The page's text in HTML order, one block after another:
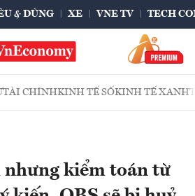
& DÙNG XE VNE TV TECH
TÀI CHÍNHKINH TẾ SỐKINH TẾ XANH
nhưng kiểm toán từ